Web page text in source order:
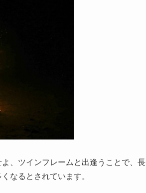
、ツインフレームと出逢うことで、長
なるとされています。